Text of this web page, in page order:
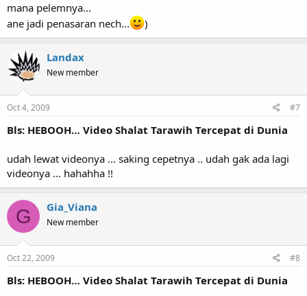
mana pelemnya...
ane jadi penasaran nech...
)
Landax
New member
Oct 4, 2009 #7
Bls: HEBOOH… Video Shalat Tarawih Tercepat di Dunia
udah lewat videonya ... saking cepetnya .. udah gak ada lagi
videonya ... hahahha !!
G Gia_Viana
New member
Oct 22, 2009 #8
Bls: HEBOOH… Video Shalat Tarawih Tercepat di Dunia